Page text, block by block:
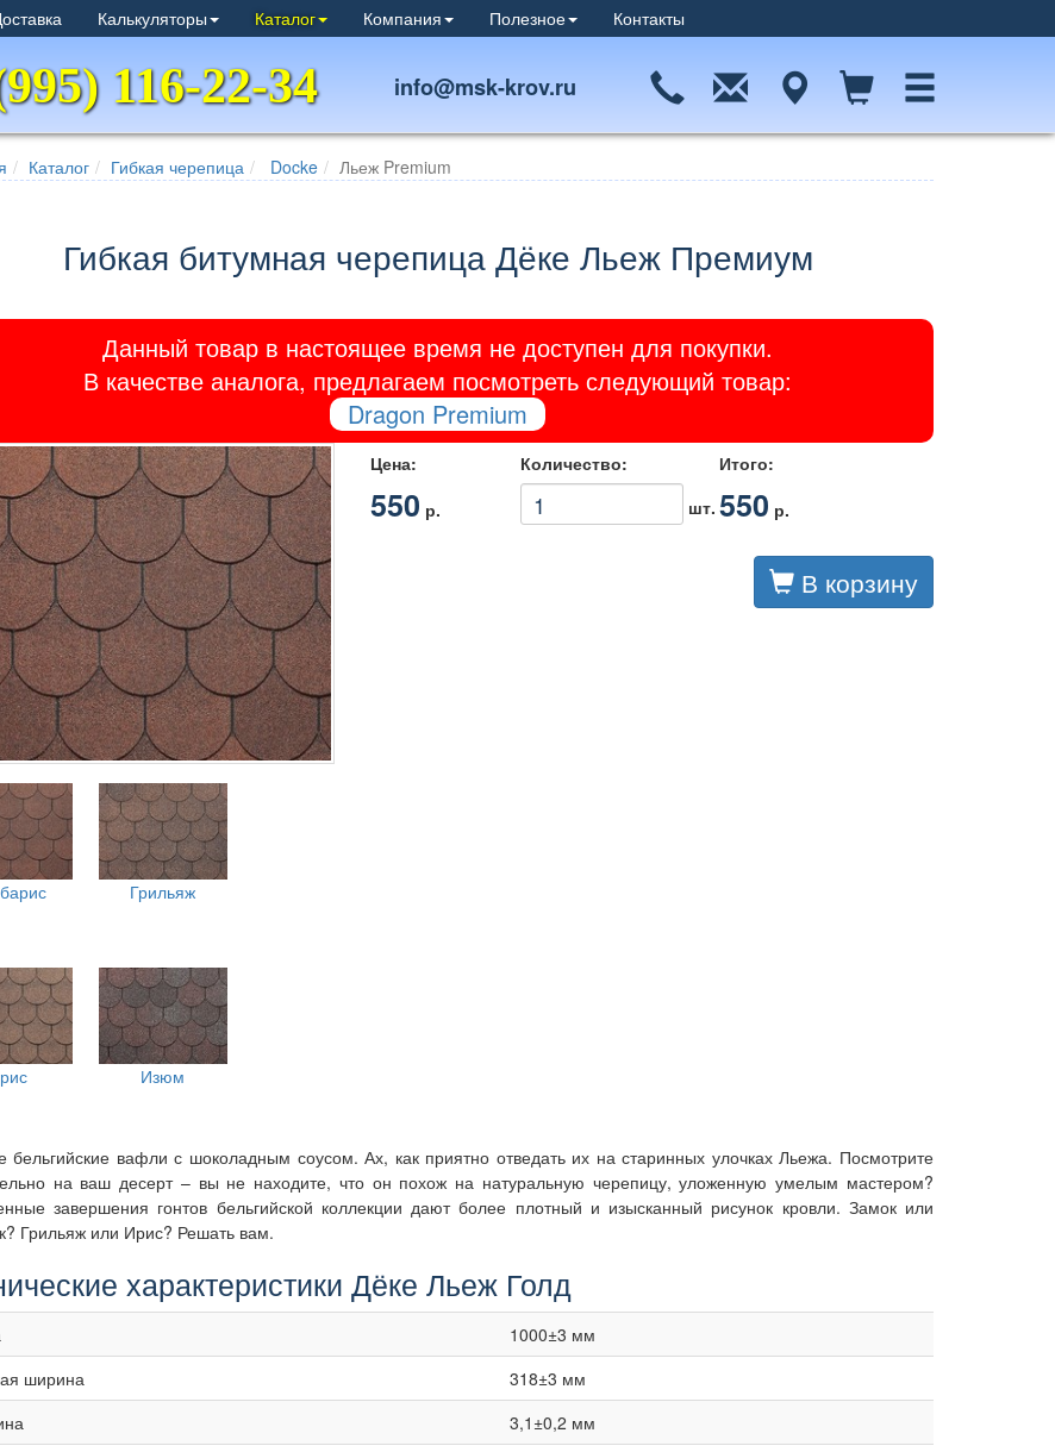
116-22-34 info@msk-krov.ru
Калькуляторы Каталог Компания Полезное Контакты
Каталог Гибкая черепица Docke Льеж Premium
Гибкая битумная черепица Дёке Льеж Премиум
Данный товар в настоящее время не доступен для покупки.
В качестве аналога, предлагаем посмотреть следующий товар:
Dragon Premium
Грильяж
Изюм
Цена:
550 р.
Количество:
шт.
Итого:
550 р.
В корзину
бельгийские вафли с шоколадным соусом. Ах, как приятно отведать их на старинных улочках Льежа. Посмотрите
на ваш десерт – вы не находите, что он похож на натуральную черепицу, уложенную умелым мастером?
завершения гонтов бельгийской коллекции дают более плотный и изысканный рисунок кровли. Замок или
Грильяж или Ирис? Решать вам.
характеристики Дёке Льеж Голд
1000±3 мм
ширина
318±3 мм
3,1±0,2 мм